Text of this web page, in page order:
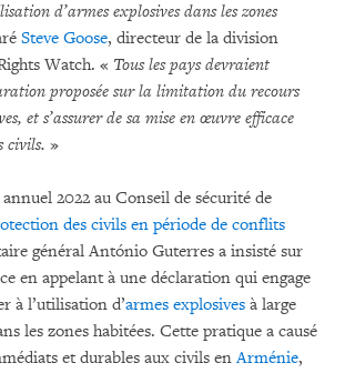
d’armes explosives dans les zones
Steve Goose, directeur de la division
Watch. « Tous les pays devraient
proposée sur la limitation du recours
et s’assurer de sa mise en œuvre efficace
civils. »
2022 au Conseil de sécurité de
des civils en période de conflits
général António Guterres a insisté sur
en appelant à une déclaration qui engage
à l’utilisation d’armes explosives à large
les zones habitées. Cette pratique a causé
et durables aux civils enArménie,